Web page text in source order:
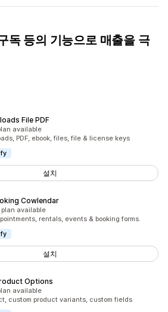
독 등의 기능으로 매출을 극
File PDF
available
PDF, ebook, files, file & license keys
설치
Cowlendar
plan available
rentals, events & booking forms.
설치
Options
available
custom product variants, custom fields